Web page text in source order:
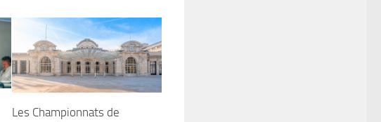
Les Championnats de